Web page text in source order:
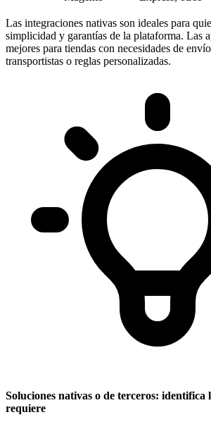
Las integraciones nativas son ideales para
simplicidad y garantías de la plataforma. Las
mejores para tiendas con necesidades de
transportistas o reglas personalizadas.
Soluciones nativas o de terceros: identifica
requiere